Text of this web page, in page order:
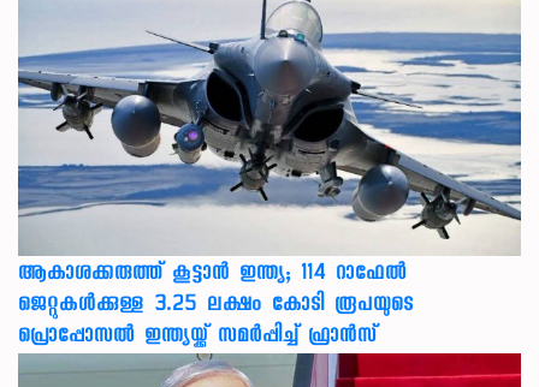
ആകാശക്കരുത്ത് കൂട്ടാൻ ഇന്ത്യ; 114 റാഫേൽ
ജെറ്റുകൾക്കുള്ള 3.25 ലക്ഷം കോടി രൂപയുടെ
പ്രൊപ്പോസൽ ഇന്ത്യയ്ക്ക് സമർപ്പിച്ച് ഫ്രാൻസ്